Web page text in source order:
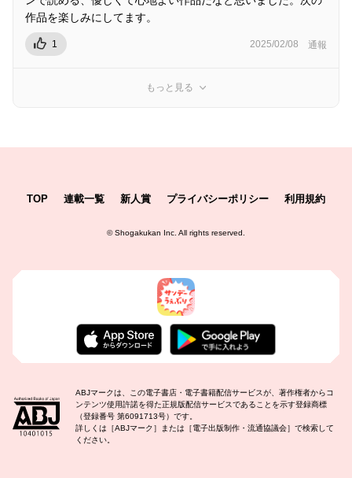
作品を楽しみにしてます。
1 2025/02/08 通報
もっと見る
TOP 連載一覧 新人賞 プライバシーポリシー 利用規約
©Shogakukan Inc. All rights reserved.
ABJマークは、この電子書店・電子書籍配信サービスが、著作権者からコ
ンテンツ使用許諾を得た正規版配信サービスであることを示す登録商標
（登録番号 第6091713号）です。
詳しくは［ABJマーク］または［電子出版制作・流通協議会］で検索して
ください。